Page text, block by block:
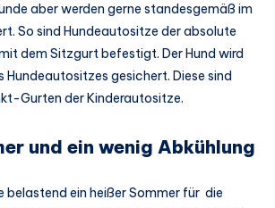
aber werden gerne standesgemäß im
So sind Hundeautositze der absolute
dem Sitzgurt befestigt. Der Hund wird
Hundeautositzes gesichert. Diese sind
Gurten der Kinderautositze.
und ein wenig Abkühlung
belastend ein heißer Sommer für die